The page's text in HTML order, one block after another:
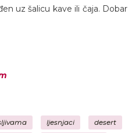
uz šalicu kave ili čaja. Dobar
ljesnjaci desert